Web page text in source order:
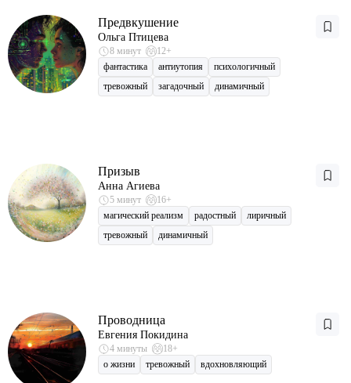
Предвкушение
Ольга Птицева
8 минут
12+
фантастика
антиутопия
психологичный
тревожный
загадочный динамичный
Призыв
Анна Агиева
5 минут
16+
магический реализм
радостный
лиричный
тревожный
динамичный
Проводница
Евгения Покидина
4 минуты
18+
о жизни
тревожный вдохновляющий